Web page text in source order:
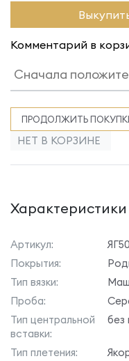
Комментарий в
ПРОДОЛЖИТЬ
НЕТ В КОРЗИНЕ
Характеристики
Артикул:
Покрытия:
Тип вязки:
Проба:
Тип центральной
вставки:
без
Тип плетения: